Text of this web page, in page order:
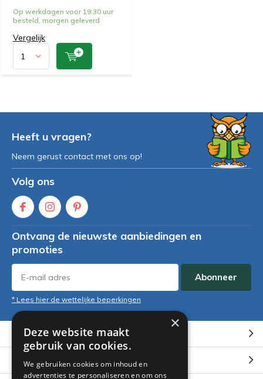
Op werkdagen voor 19:30 uur
besteld, morgen geleverd
Vergelijk
Heeft u vragen?
Neem gerust contact met ons op!
Volg ons
Ontvang de nieuwste aanbiedingen en
promoties
Abonneer
* Lees hier de wettelijke beperkingen
Klantenservice
Mijn account
×
Deze website maakt
gebruik van cookies.
We gebruiken cookies om inhoud en
advertenties te personaliseren en om ons